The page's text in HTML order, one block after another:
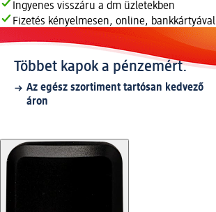
Ingyenes visszáru a dm üzletekben
Fizetés kényelmesen, online, bankkártyával
Többet kapok a pénzemért.
Az egész szortiment tartósan kedvező
áron